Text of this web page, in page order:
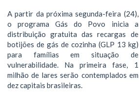
A partir da próxima segunda-feira (24),
o programa Gás do Povo inicia a
distribuição gratuita das recargas de
botijões de gás de cozinha (GLP 13 kg)
para famílias em situação de
vulnerabilidade. Na primeira fase, 1
milhão de lares serão contemplados em
dez capitais brasileiras.